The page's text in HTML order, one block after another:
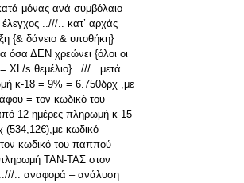
μόνας ανά συμβόλαιο
έλεγχος ..///.. κατ’ αρχάς
{& δάνειο & υποθήκη}
όσα ΔΕΝ χρεώνει {όλοι οι
XL/s θεμέλιο} ..///.. μετά
κ-18 = 9% = 6.750δρχ ,με
= τον κωδικό του
12 ημέρες πληρωμή κ-15
(534,12€),με κωδικό
κωδικό του παππού
ΤΑΝ-ΤΑΣ στον
..///.. αναφορά – ανάλυση